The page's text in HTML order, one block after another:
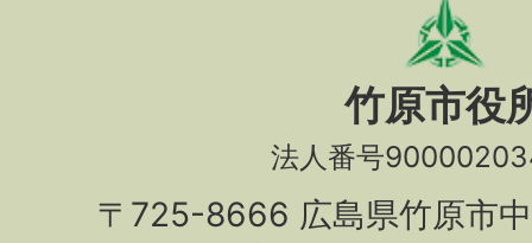
竹原市役
法人番号
〒725-8666 広島県竹原市